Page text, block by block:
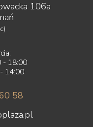
106a
- 18:00
14:00
58